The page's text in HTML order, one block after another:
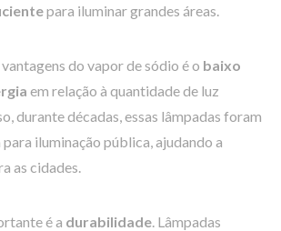
para iluminar grandes áreas.
do vapor de sódio é o baixo
em relação à quantidade de luz
durante décadas, essas lâmpadas foram
iluminação pública, ajudando a
as cidades.
é a durabilidade . Lâmpadas